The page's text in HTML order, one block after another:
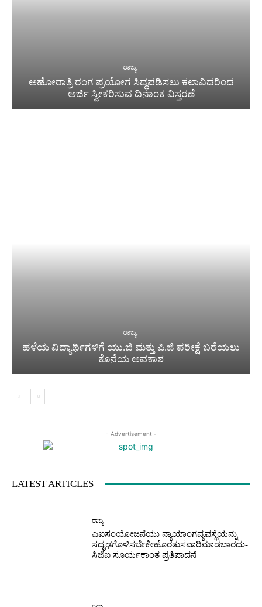
ರಾಜ್ಯ
ಅಹೋರಾತ್ರಿ ರಂಗ ಪ್ರಯೋಗ ಸಿದ್ಧಪಡಿಸಲು ಕಲಾವಿದರಿಂದ
ಅರ್ಜಿ ಸ್ವೀಕರಿಸುವ ದಿನಾಂಕ ವಿಸ್ತರಣೆ
ರಾಜ್ಯ
ಹಳೆಯ ವಿದ್ಯಾರ್ಥಿಗಳಿಗೆ ಯು.ಜಿ ಮತ್ತು ಪಿ.ಜಿ ಪರೀಕ್ಷೆ ಬರೆಯಲು
ಕೊನೆಯ ಅವಕಾಶ
- Advertisement -
LATEST ARTICLES
ರಾಜ್ಯ
ಎಐಸಂಯೋಜನೆಯು ನ್ಯಾಯಾಂಗವ್ಯವಸ್ಥೆಯನ್ನು
ಸದೃಢಗೊಳಿಸಬೇಕೇಹೊರತುಸವಾರಿಮಾಡಬಾರದು-
ಸಿಜೆಐ ಸೂರ್ಯಕಾಂತ ಪ್ರತಿಪಾದನೆ